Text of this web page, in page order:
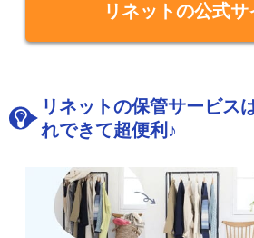
リネットの公式サ
リネットの保管サービス
れできて超便利♪